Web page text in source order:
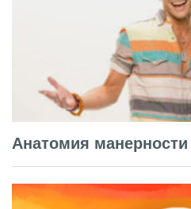
Анатомия манерности